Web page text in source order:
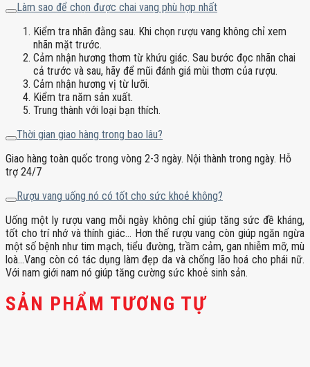
Làm sao để chọn được chai vang phù hợp nhất
Kiểm tra nhãn đằng sau. Khi chọn rượu vang không chỉ xem
nhãn mặt trước.
Cảm nhận hương thơm từ khứu giác. Sau bước đọc nhãn chai
cả trước và sau, hãy để mũi đánh giá mùi thơm của rượu.
Cảm nhận hương vị từ lưỡi.
Kiểm tra năm sản xuất.
Trung thành với loại bạn thích.
Thời gian giao hàng trong bao lâu?
Giao hàng toàn quốc trong vòng 2-3 ngày. Nội thành trong ngày. Hỗ
trợ 24/7
Rượu vang uống nó có tốt cho sức khoẻ không?
Uống một ly rượu vang mỗi ngày không chỉ giúp tăng sức đề kháng,
tốt cho trí nhớ và thính giác… Hơn thế rượu vang còn giúp ngăn ngừa
một số bệnh như tim mạch, tiểu đường, trầm cảm, gan nhiễm mỡ, mù
loà…Vang còn có tác dụng làm đẹp da và chống lão hoá cho phái nữ.
Với nam giới nam nó giúp tăng cường sức khoẻ sinh sản.
SẢN PHẨM TƯƠNG TỰ